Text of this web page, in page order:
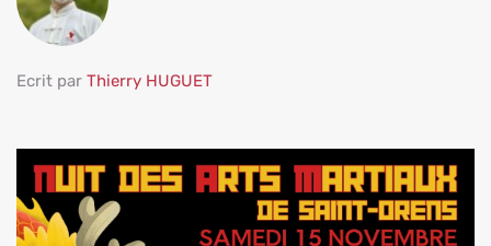
Ecrit par Thierry HUGUET